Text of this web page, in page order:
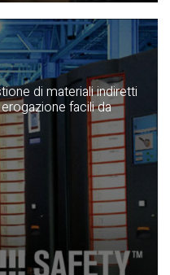
di materiali indiretti
facili da